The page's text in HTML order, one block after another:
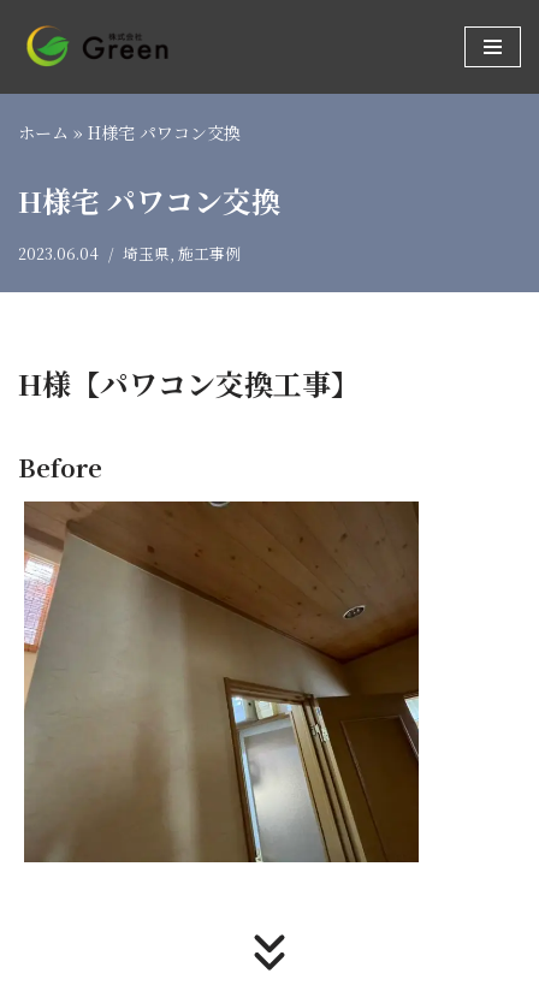
コ
ン
テ
へ
ス
ホーム » H様宅 パワコン交換
H様宅 パワコン交換
2023.06.04 埼玉県, 施工事例
H様【パワコン交換工事】
Before